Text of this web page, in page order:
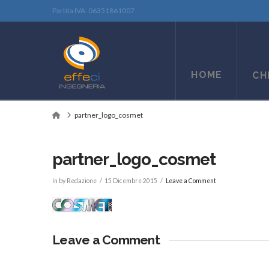
Partita IVA: 06351861007
HOME
Homepartner_logo_cosmet
partner_logo_cosmet
In by Redazione 15 Dicembre 2015 Leave a Comment
Leave a Comment